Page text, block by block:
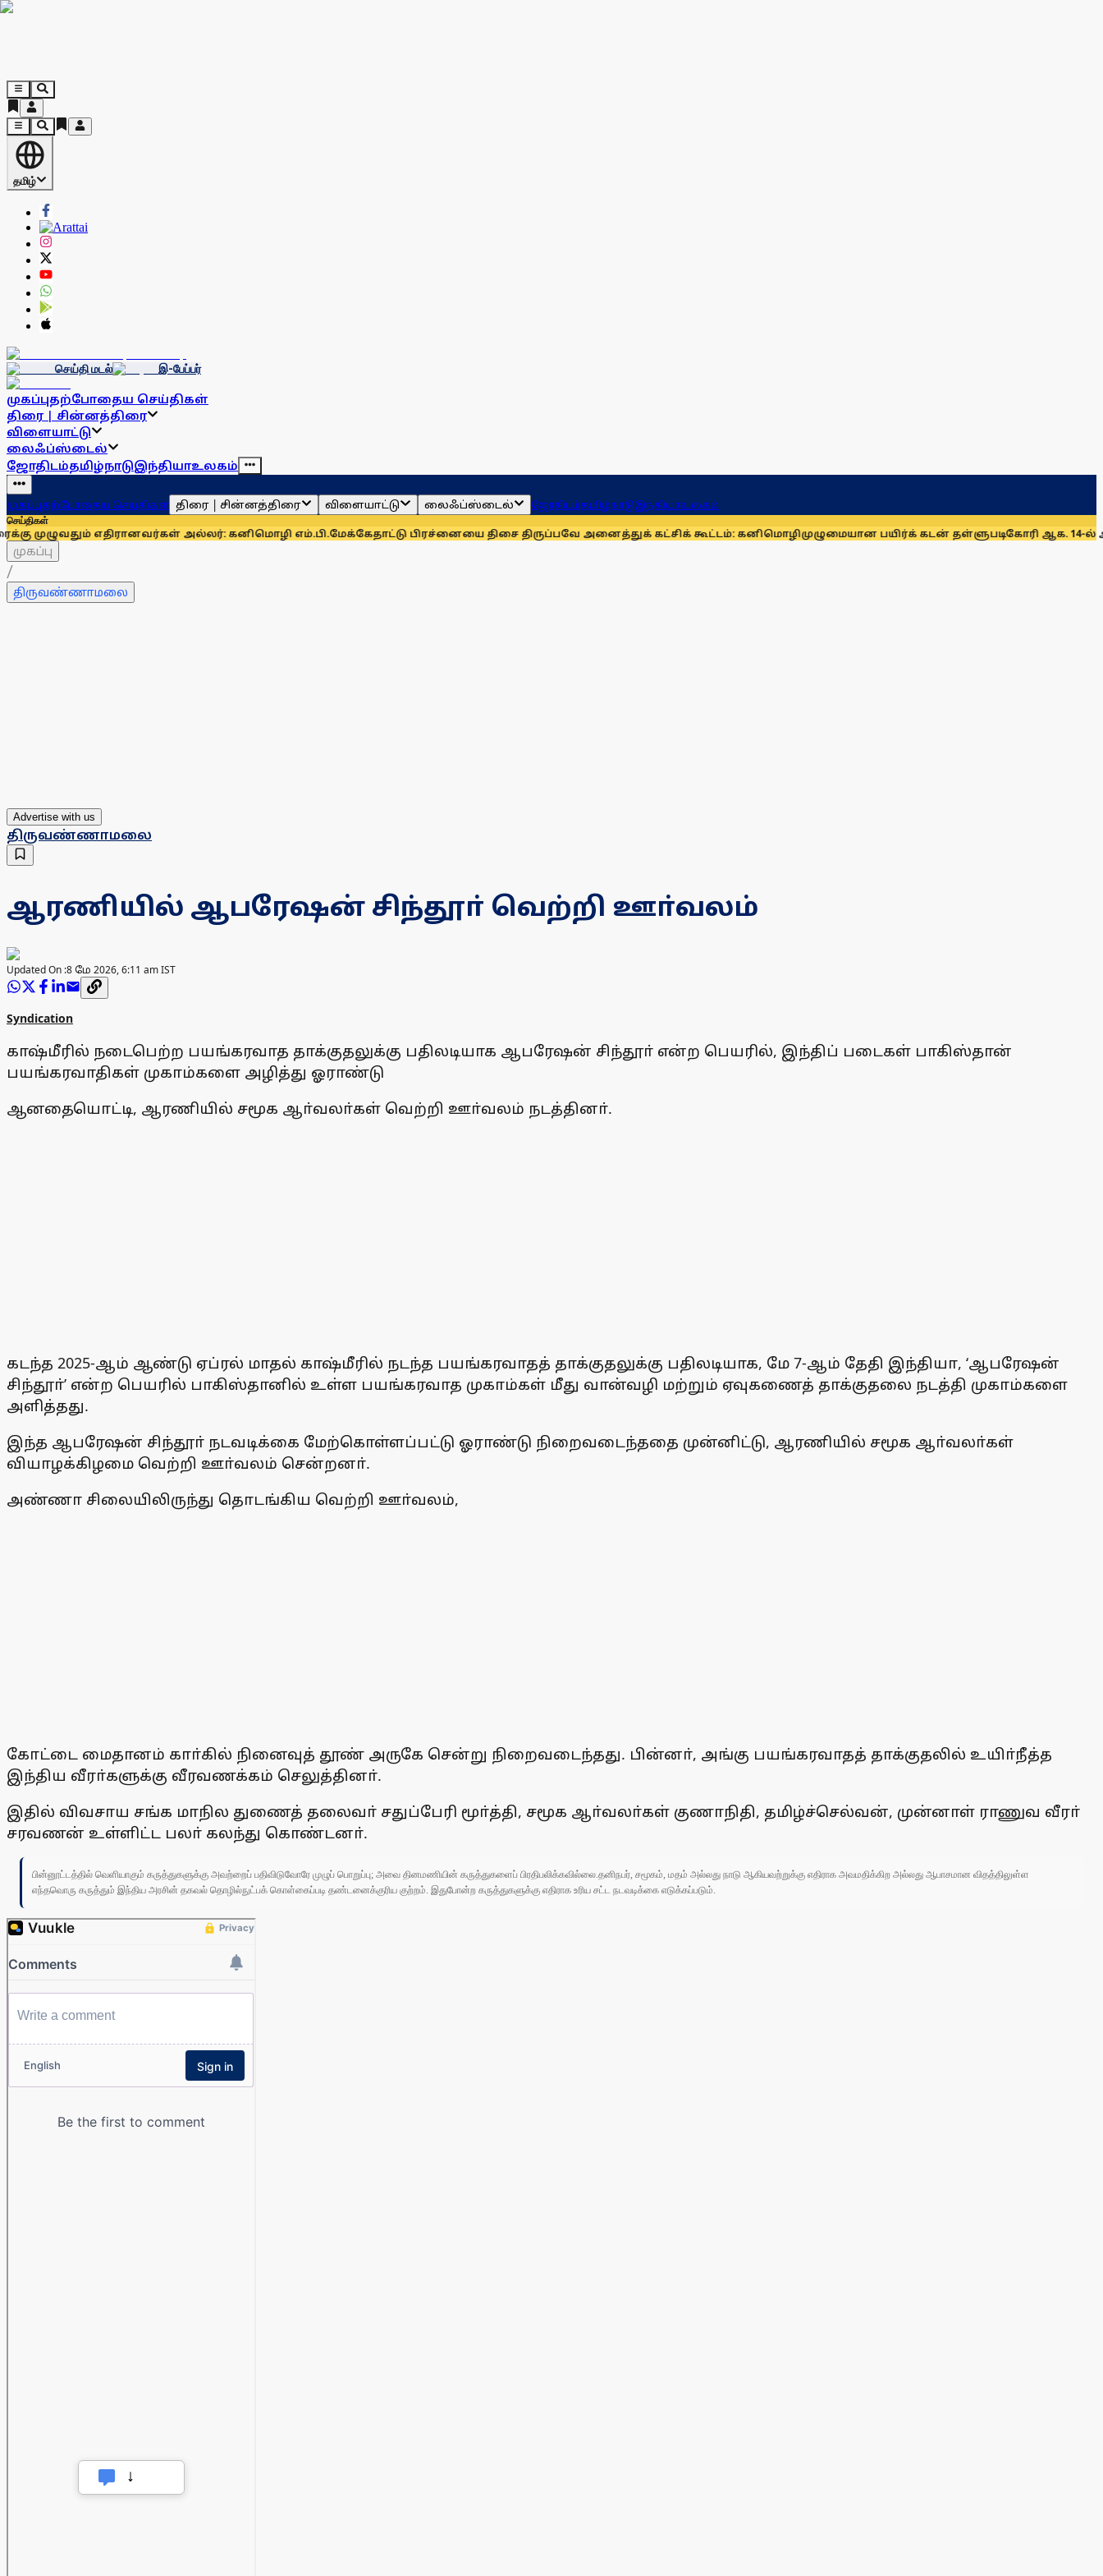
தமிழ்
செய்தி மடல் இ-பேப்பர்
முகப்புதற்போதைய செய்திகள்
திரை | சின்னத்திரை
விளையாட்டு
லைஃப்ஸ்டைல்
ஜோதிடம்தமிழ்நாடுஇந்தியாஉலகம்
முகப்புதற்போதைய செய்திகள் திரை | சின்னத்திரை விளையாட்டு லைஃப்ஸ்டைல் ஜோதிடம்தமிழ்நாடுஇந்தியாஉலகம்
செய்திகள்
எதிரானவர்கள் அல்லர்: கனிமொழி எம்.பி.மேக்கேதாட்டு பிரச்னையை திசை திருப்பவே அனைத்துக் கட்சிக் கூட்டம்: கனிமொழிமுழுமையான பயிர்க் கடன் தள்ளுபடிகோரி ஆக. 14-ல் அதிமுக
முகப்பு
/
திருவண்ணாமலை
Advertise with us
திருவண்ணாமலை
ஆரணியில் ஆபரேஷன் சிந்தூா் வெற்றி ஊா்வலம்
Updated On :8 மே 2026, 6:11 am IST
Syndication
காஷ்மீரில் நடைபெற்ற பயங்கரவாத தாக்குதலுக்கு பதிலடியாக ஆபரேஷன் சிந்தூா் என்ற பெயரில், இந்திப் படைகள் பாகிஸ்தான்
பயங்கரவாதிகள் முகாம்களை அழித்து ஓராண்டு
ஆனதையொட்டி, ஆரணியில் சமூக ஆா்வலா்கள் வெற்றி ஊா்வலம் நடத்தினா்.
கடந்த 2025-ஆம் ஆண்டு ஏப்ரல் மாதல் காஷ்மீரில் நடந்த பயங்கரவாதத் தாக்குதலுக்கு பதிலடியாக, மே 7-ஆம் தேதி இந்தியா, ‘ஆபரேஷன்
சிந்தூா்’ என்ற பெயரில் பாகிஸ்தானில் உள்ள பயங்கரவாத முகாம்கள் மீது வான்வழி மற்றும் ஏவுகணைத் தாக்குதலை நடத்தி முகாம்களை
அளித்தது.
இந்த ஆபரேஷன் சிந்தூா் நடவடிக்கை மேற்கொள்ளப்பட்டு ஓராண்டு நிறைவடைந்ததை முன்னிட்டு, ஆரணியில் சமூக ஆா்வலா்கள்
வியாழக்கிழமை வெற்றி ஊா்வலம் சென்றனா்.
அண்ணா சிலையிலிருந்து தொடங்கிய வெற்றி ஊா்வலம்,
கோட்டை மைதானம் காா்கில் நினைவுத் தூண் அருகே சென்று நிறைவடைந்தது. பின்னா், அங்கு பயங்கரவாதத் தாக்குதலில் உயிா்நீத்த
இந்திய வீரா்களுக்கு வீரவணக்கம் செலுத்தினா்.
இதில் விவசாய சங்க மாநில துணைத் தலைவா் சதுப்பேரி மூா்த்தி, சமூக ஆா்வலா்கள் குணாநிதி, தமிழ்ச்செல்வன், முன்னாள் ராணுவ வீரா்
சரவணன் உள்ளிட்ட பலா் கலந்து கொண்டனா்.
பின்னூட்டத்தில் வெளியாகும் கருத்துகளுக்கு அவற்றைப் பதிவிடுவோரே முழுப் பொறுப்பு; அவை தினமணியின் கருத்துகளைப் பிரதிபலிக்கவில்லை.தனிநபர், சமூகம், மதம் அல்லது நாடு ஆகியவற்றுக்கு எதிராக அவமதிக்கிற அல்லது ஆபாசமான விதத்திலுள்ள
எந்தவொரு கருத்தும் இந்திய அரசின் தகவல் தொழில்நுட்பக் கொள்கைப்படி தண்டனைக்குரிய குற்றம். இதுபோன்ற கருத்துகளுக்கு எதிராக உரிய சட்ட நடவடிக்கை எடுக்கப்படும்.